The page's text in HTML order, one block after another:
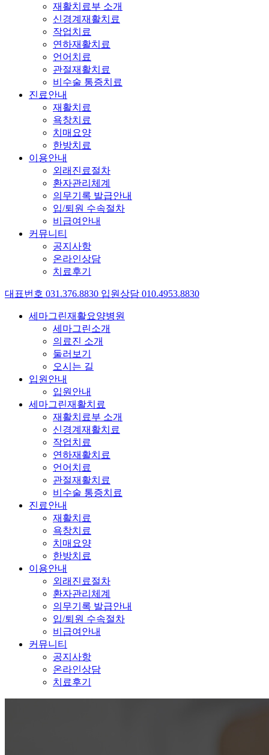
재활치료부 소개
신경계재활치료
작업치료
연하재활치료
언어치료
관절재활치료
비수술 통증치료
진료안내
재활치료
욕창치료
치매요양
한방치료
이용안내
외래진료절차
환자관리체계
의무기록 발급안내
입/퇴원 수속절차
비급여안내
커뮤니티
공지사항
온라인상담
치료후기
대표번호 031 .376.8830 입원상담 010.4953.8830
세마그린재활요양병원
세마그린소개
의료진 소개
둘러보기
오시는 길
입원안내
입원안내
세마그린재활치료
재활치료부 소개
신경계재활치료
작업치료
연하재활치료
언어치료
관절재활치료
비수술 통증치료
진료안내
재활치료
욕창치료
치매요양
한방치료
이용안내
외래진료절차
환자관리체계
의무기록 발급안내
입/퇴원 수속절차
비급여안내
커뮤니티
공지사항
온라인상담
치료후기